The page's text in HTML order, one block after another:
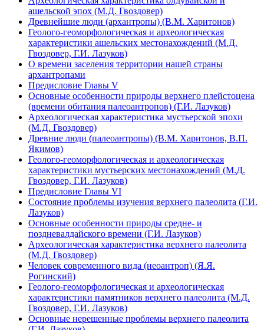
ашельской эпох (М.Д. Гвоздовер)
Древнейшие люди (архантропы) (В.М. Харитонов)
Геолого-геоморфологическая и археологическая
характеристики ашельских местонахождений (М.Д.
Гвоздовер, Г.И. Лазуков)
О времени заселения территории нашей страны
архантропами
Предисловие Главы V
Основные особенности природы верхнего плейстоцена
(времени обитания палеоантропов) (Г.И. Лазуков)
Археологическая характеристика мустьерской эпохи
(М.Д. Гвоздовер)
Древние люди (палеоантропы) (В.М. Харитонов, В.П.
Якимов)
Геолого-геоморфологическая и археологическая
характеристики мустьерских местонахождений (М.Д.
Гвоздовер, Г.И. Лазуков)
Предисловие Главы VI
Состояние проблемы изучения верхнего палеолита (Г.И.
Лазуков)
Основные особенности природы средне- и
поздневалдайского времени (Г.И. Лазуков)
Археологическая характеристика верхнего палеолита
(М.Д. Гвоздовер)
Человек современного вида (неоантроп) (Я.Я.
Рогинский)
Геолого-геоморфологическая и археологическая
характеристики памятников верхнего палеолита (М.Д.
Гвоздовер, Г.И. Лазуков)
Основные нерешенные проблемы верхнего палеолита